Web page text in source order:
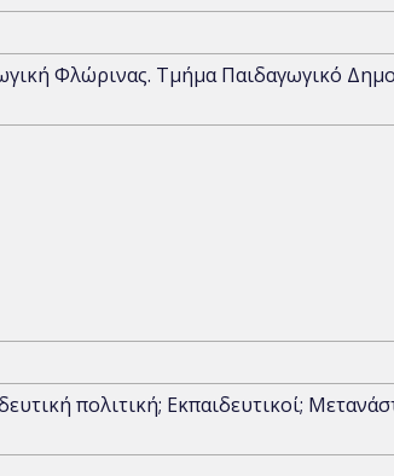
Φλώρινας. Τμήμα Παιδαγωγικό
πολιτική; Εκπαιδευτικοί;